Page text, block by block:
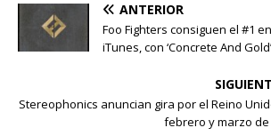
ANTERIOR
Foo Fighters consiguen el #1
iTunes, con ‘Concrete And Gold’
Stereophonics anuncian gira por el Reino
febrero y marzo de